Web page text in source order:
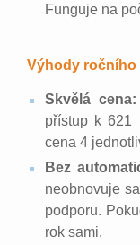
Funguje na
Výhody ročního
Skvělá cena:
přístup k 621
cena 4
Bez
neobnovuje
podporu.
rok sami.